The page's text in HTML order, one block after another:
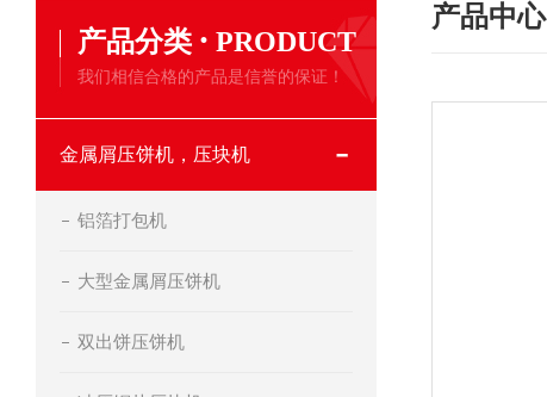
产品分类 · PRODUCT
我们相信合格的产品是信誉的保证！
金属屑压饼机，压块机
铝箔打包机
大型金属屑压饼机
双出饼压饼机
产品中心